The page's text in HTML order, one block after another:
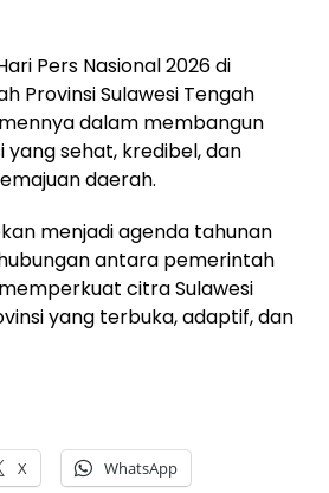
Pers Nasional 2026 di
Provinsi Sulawesi Tengah
dalam membangun
sehat, kredibel, dan
daerah.
menjadi agenda tahunan
antara pemerintah
citra Sulawesi
yang terbuka, adaptif, dan
X WhatsApp